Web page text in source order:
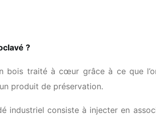
?
bois traité à cœur grâce à ce que
produit de préservation.
industriel consiste à injecter en